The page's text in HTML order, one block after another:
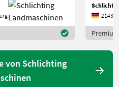
21439
von Schlichting